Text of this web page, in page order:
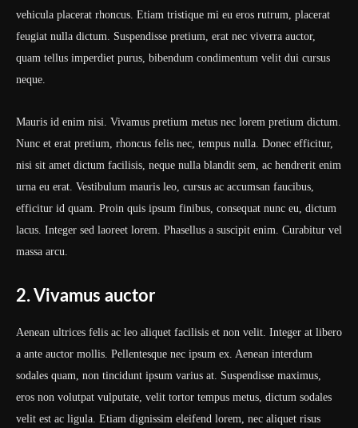
vehicula placerat rhoncus. Etiam tristique mi eu eros rutrum, placerat
feugiat nulla dictum. Suspendisse pretium, erat nec viverra auctor,
quam tellus imperdiet purus, bibendum condimentum velit dui cursus
neque.
Mauris id enim nisi. Vivamus pretium metus nec lorem pretium dictum.
Nunc et erat pretium, rhoncus felis nec, tempus nulla. Donec efficitur,
nisi sit amet dictum facilisis, neque nulla blandit sem, ac hendrerit enim
urna eu erat. Vestibulum mauris leo, cursus ac accumsan faucibus,
efficitur id quam. Proin quis ipsum finibus, consequat nunc eu, dictum
lacus. Integer sed laoreet lorem. Phasellus a suscipit enim. Curabitur vel
massa arcu.
2. Vivamus auctor
Aenean ultrices felis ac leo aliquet facilisis et non velit. Integer at libero
a ante auctor mollis. Pellentesque nec ipsum ex. Aenean interdum
sodales quam, non tincidunt ipsum varius at. Suspendisse maximus,
eros non volutpat vulputate, velit tortor tempus metus, dictum sodales
velit est ac ligula. Etiam dignissim eleifend lorem, nec aliquet risus